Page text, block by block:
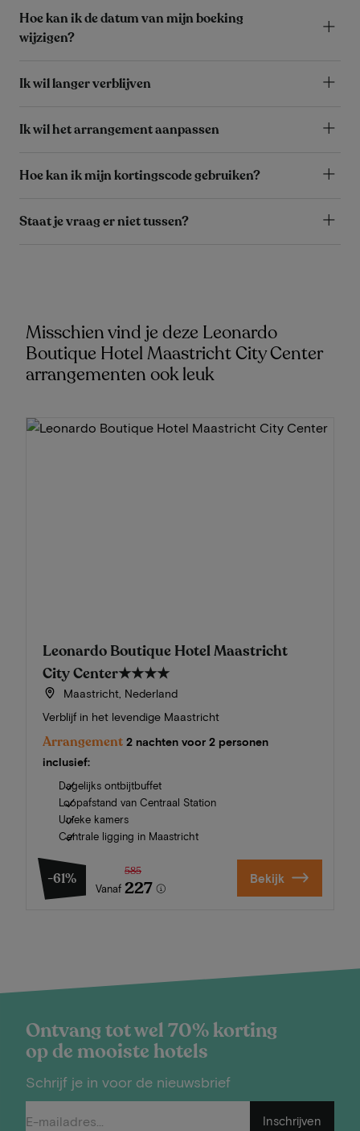
Hoe kan ik de datum van mijn boeking
wijzigen?
Ik wil langer verblijven
Ik wil het arrangement aanpassen
Hoe kan ik mijn kortingscode gebruiken?
Staat je vraag er niet tussen?
Misschien vind je deze Leonardo
Boutique Hotel Maastricht City Center
arrangementen ook leuk
Leonardo Boutique Hotel Maastricht
City Center★★★★
Maastricht, Nederland
Verblijf in het levendige Maastricht
Arrangement 2 nachten voor 2 personen
inclusief:
Dagelijks ontbijtbuffet
Loopafstand van Centraal Station
Unieke kamers
Centrale ligging in Maastricht
-61%
Vanaf
585
227 Bekijk
Ontvang tot wel 70% korting
op de mooiste hotels
Schrijf je in voor de nieuwsbrief
Inschrijven